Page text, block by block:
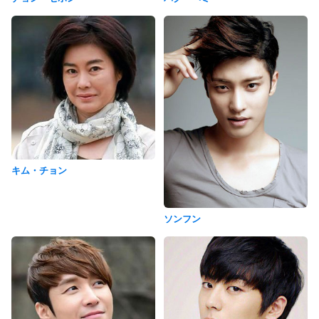
キム・チョン
ソンフン